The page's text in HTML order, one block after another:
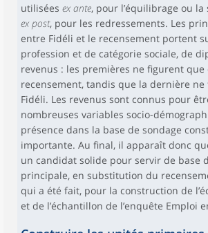
utilisées ex ante, pour l’équilibrage ou
ex post, pour les redressements. Les
entre Fidéli et le recensement portent
profession et de catégorie sociale, de
revenus : les premières ne figurent que
recensement, tandis que la dernière
Fidéli. Les revenus sont connus pour
nombreuses variables socio-
présence dans la base de sondage
importante. Au final, il apparaît donc
un candidat solide pour servir de base
principale, en substitution du
qui a été fait, pour la construction de
et de l’échantillon de l’enquête Emploi